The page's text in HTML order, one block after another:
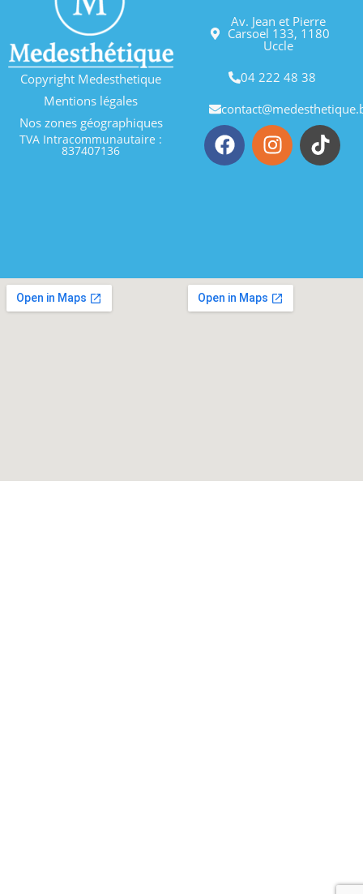
Copyright Medesthetique
Mentions légales
Nos zones géographiques
TVA Intracommunautaire :
837407136
Av. Jean et Pierre
Carsoel 133, 1180
Uccle
04 222 48 38